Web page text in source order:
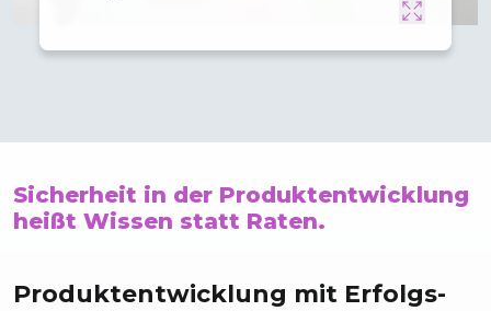
Sicherheit in der Produktentwicklung
heißt Wissen statt Raten.
Produkt­entwicklung mit Erfolgs­